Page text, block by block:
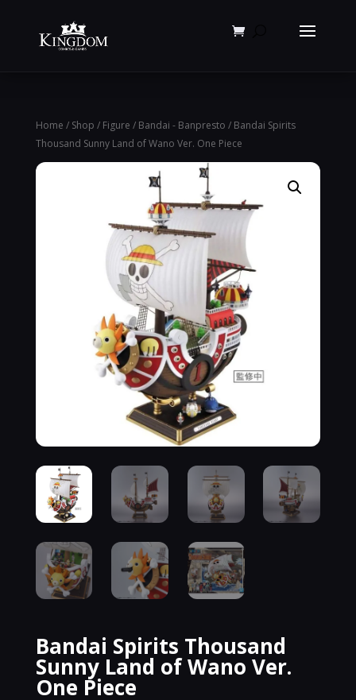
Home / Shop / Figure / Bandai - Banpresto / Bandai Spirits
Thousand Sunny Land of Wano Ver. One Piece
Bandai Spirits Thousand
Sunny Land of Wano Ver.
One Piece